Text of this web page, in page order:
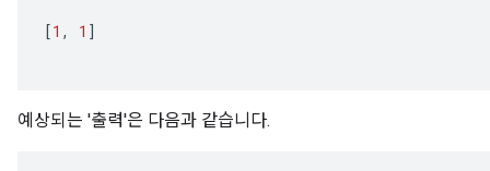
[1 , 1 ]
예상되는 '출력'은 다음과 같습니다.